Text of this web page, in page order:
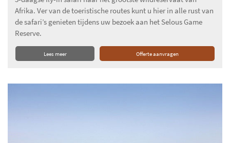
Afrika. Ver van de toeristische routes kunt u hier in alle rust van
de safari’s genieten tijdens uw bezoek aan het Selous Game
Reserve.
Lees meer Offerte aanvragen